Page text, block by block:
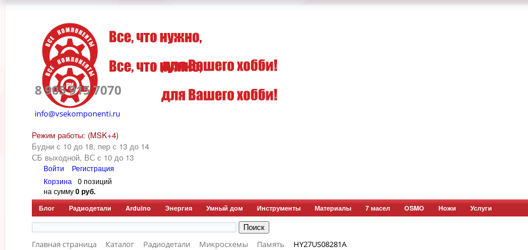
8 905 915 7070
info@vsekomponenti.ru
Режим работы: (MSK+4)
Будни с 10 до 18, пер с 13 до 14
СБ выходной, ВС с 10 до 13
Войти
Регистрация
Корзина
0 позиций
на сумму0 руб.
Блог Радиодетали Arduino Энергия Умный дом Инструменты Материалы 7 масел OSMO Ножи Услуги
Главная страница Каталог Радиодетали Микросхемы Память HY27US08281A